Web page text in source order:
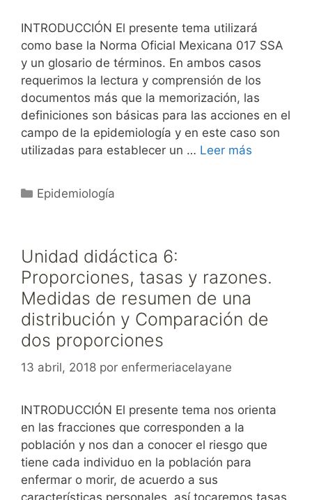
INTRODUCCIÓN El presente tema utilizará
como base la Norma Oficial Mexicana 017 SSA
y un glosario de términos. En ambos casos
requerimos la lectura y comprensión de los
documentos más que la memorización, las
definiciones son básicas para las acciones en el
campo de la epidemiología y en este caso son
utilizadas para establecer un … Leer más
Categorías
Epidemiología
Unidad didáctica 6:
Proporciones, tasas y razones.
Medidas de resumen de una
distribución y Comparación de
dos proporciones
13 abril, 2018 por enfermeriacelayane
INTRODUCCIÓN El presente tema nos orienta
en las fracciones que corresponden a la
población y nos dan a conocer el riesgo que
tiene cada individuo en la población para
enfermar o morir, de acuerdo a sus
características personales, así tocaremos tasas